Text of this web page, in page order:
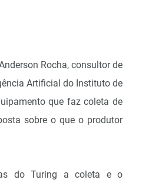
Rocha, consultor de
Artificial do Instituto de
que faz coleta de
sobre o que o produtor
do Turing a coleta e o